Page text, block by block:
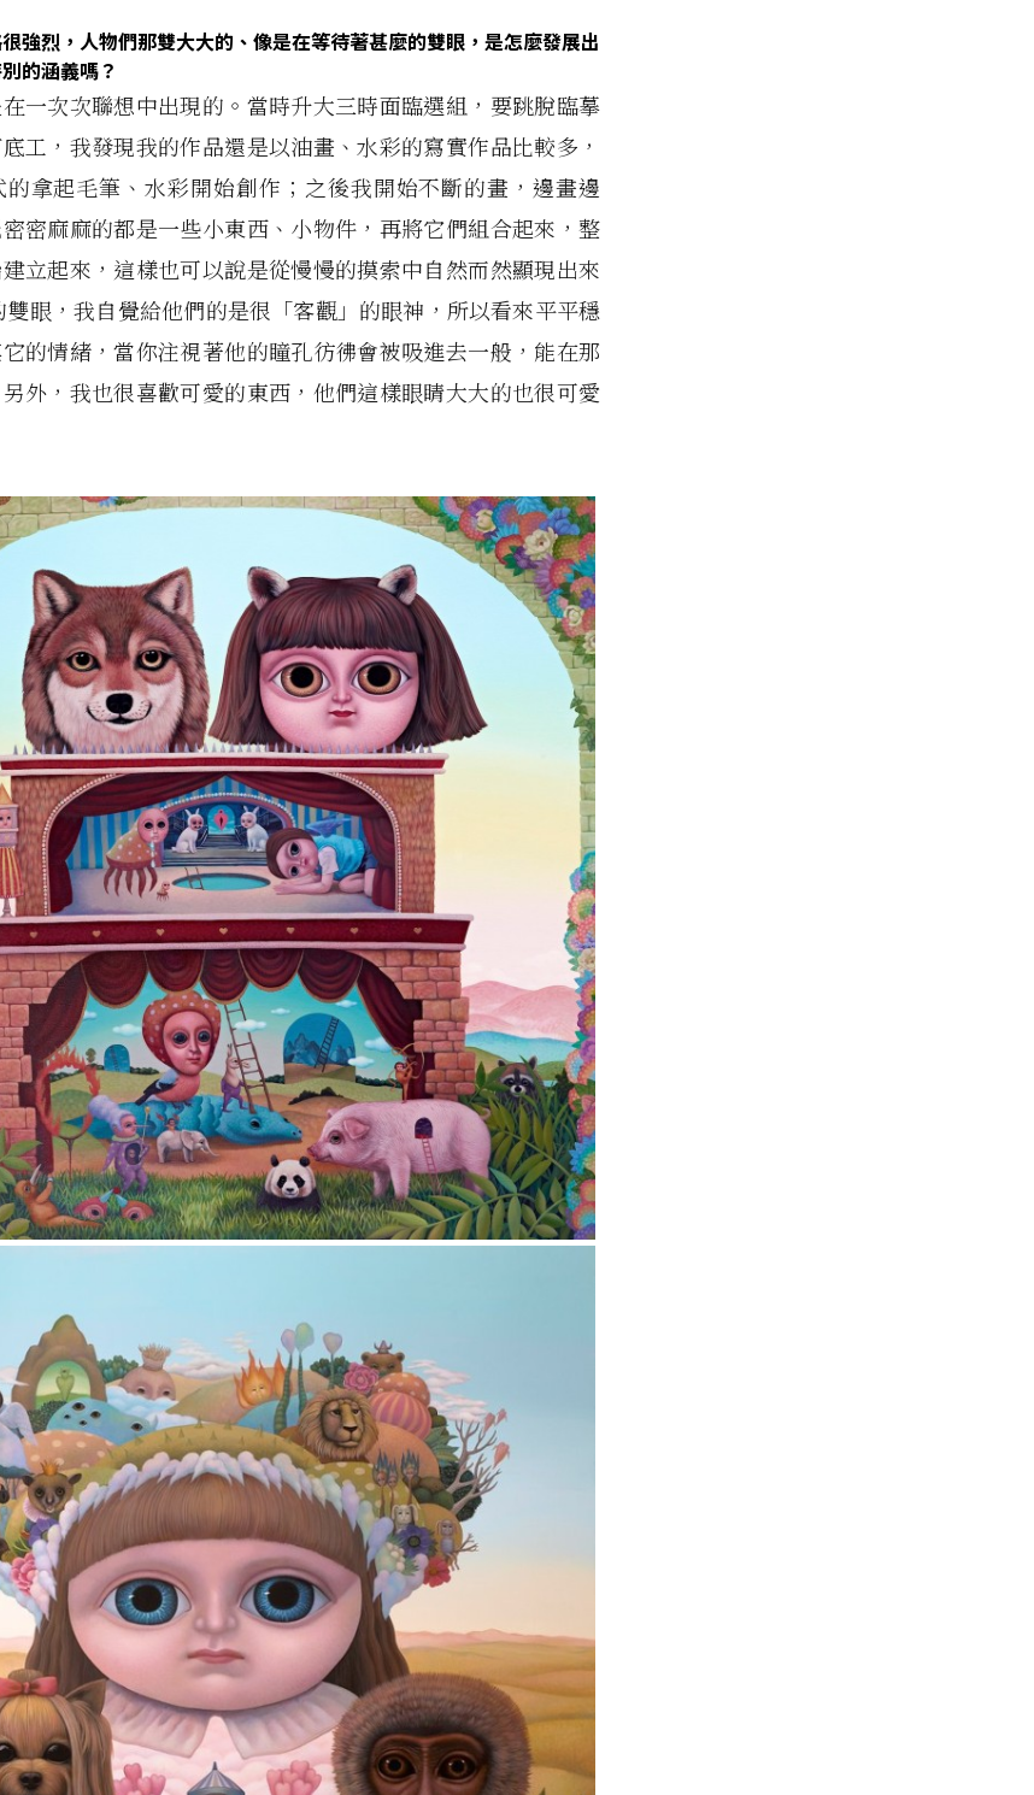
強烈，人物們那雙大大的、像是在等待著甚麼的雙眼，是怎麼發展出
的涵義嗎？
一次次聯想中出現的。當時升大三時面臨選組，要跳脫臨摹
工，我發現我的作品還是以油畫、水彩的寫實作品比較多，
拿起毛筆、水彩開始創作；之後我開始不斷的畫，邊畫邊
密麻麻的都是一些小東西、小物件，再將它們組合起來，整
立起來，這樣也可以說是從慢慢的摸索中自然而然顯現出來
眼，我自覺給他們的是很「客觀」的眼神，所以看來平平穩
的情緒，當你注視著他的瞳孔彷彿會被吸進去一般，能在那
外，我也很喜歡可愛的東西，他們這樣眼睛大大的也很可愛